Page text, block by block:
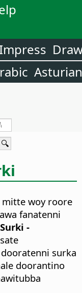
Impress
Asturian
mitte woy roore
fanatenni
-
surka
doorantino